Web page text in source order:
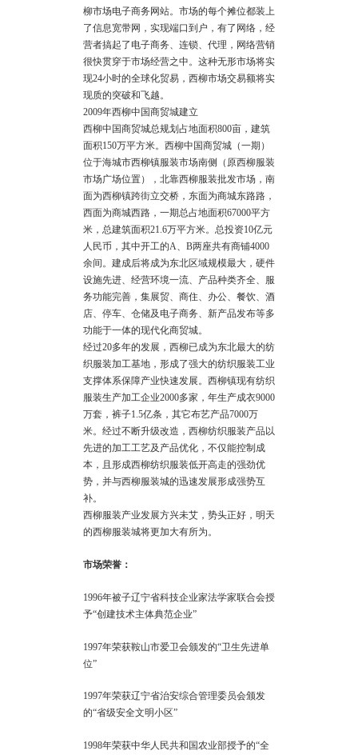
柳市场电子商务网站。市场的每个摊位都装上
了信息宽带网，实现端口到户，有了网络，经
营者搞起了电子商务、连锁、代理，网络营销
很快贯穿于市场经营之中。这种无形市场将实
现24小时的全球化贸易，西柳市场交易额将实
现质的突破和飞越。
2009年西柳中国商贸城建立
西柳中国商贸城总规划占地面积800亩，建筑
面积150万平方米。西柳中国商贸城（一期）
位于海城市西柳镇服装市场南侧（原西柳服装
市场广场位置），北靠西柳服装批发市场，南
面为西柳镇跨街立交桥，东面为商城东路路，
西面为商城西路，一期总占地面积67000平方
米，总建筑面积21.6万平方米。总投资10亿元
人民币，其中开工的A、B两座共有商铺4000
余间。建成后将成为东北区域规模最大，硬件
设施先进、经营环境一流、产品种类齐全、服
务功能完善，集展贸、商住、办公、餐饮、酒
店、停车、仓储及电子商务、新产品发布等多
功能于一体的现代化商贸城。
经过20多年的发展，西柳已成为东北最大的纺
织服装加工基地，形成了强大的纺织服装工业
支撑体系保障产业快速发展。西柳镇现有纺织
服装生产加工企业2000多家，年生产成衣9000
万套，裤子1.5亿条，其它布艺产品7000万
米。经过不断升级改造，西柳纺织服装产品以
先进的加工工艺及产品优化，不仅能控制成
本，且形成西柳纺织服装低开高走的强劲优
势，并与西柳服装城的迅速发展形成强势互
补。
西柳服装产业发展方兴未艾，势头正好，明天
的西柳服装城将更加大有所为。
市场荣誉：
1996年被子辽宁省科技企业家法学家联合会授
予“创建技术主体典范企业”
1997年荣获鞍山市爱卫会颁发的“卫生先进单
位”
1997年荣获辽宁省治安综合管理委员会颁发
的“省级安全文明小区”
1998年荣获中华人民共和国农业部授予的“全